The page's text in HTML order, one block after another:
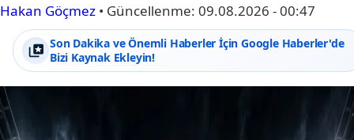
Hakan Göçmez • Güncellenme: 09.08.2026 - 00:47
Son Dakika ve Önemli Haberler İçin Google Haberler'de
Bizi Kaynak Ekleyin!